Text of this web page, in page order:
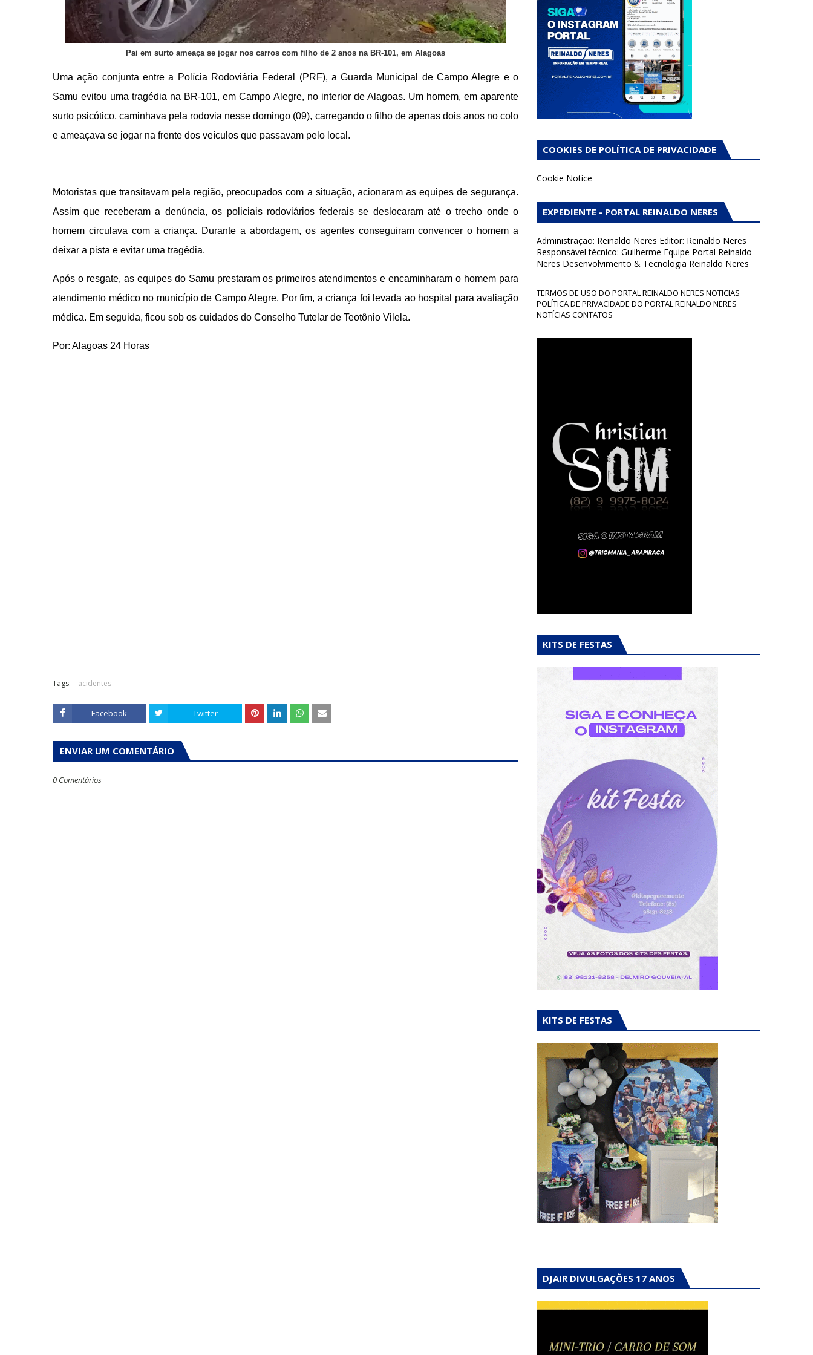
Pai em surto ameaça se jogar nos carros com filho de 2 anos na BR-101, em Alagoas
Uma ação conjunta entre a Polícia Rodoviária Federal (PRF), a Guarda Municipal de Campo Alegre e o
Samu evitou uma tragédia na BR-101, em Campo Alegre, no interior de Alagoas. Um homem, em aparente
surto psicótico, caminhava pela rodovia nesse domingo (09), carregando o filho de apenas dois anos no colo
e ameaçava se jogar na frente dos veículos que passavam pelo local.
Motoristas que transitavam pela região, preocupados com a situação, acionaram as equipes de segurança.
Assim que receberam a denúncia, os policiais rodoviários federais se deslocaram até o trecho onde o
homem circulava com a criança. Durante a abordagem, os agentes conseguiram convencer o homem a
deixar a pista e evitar uma tragédia.
Após o resgate, as equipes do Samu prestaram os primeiros atendimentos e encaminharam o homem para
atendimento médico no município de Campo Alegre. Por fim, a criança foi levada ao hospital para avaliação
médica. Em seguida, ficou sob os cuidados do Conselho Tutelar de Teotônio Vilela.
Por: Alagoas 24 Horas
Tags: acidentes
Facebook Twitter
ENVIAR UM COMENTÁRIO
0 Comentários
COOKIES DE POLÍTICA DE PRIVACIDADE
Cookie Notice
EXPEDIENTE - PORTAL REINALDO NERES
Administração: Reinaldo Neres Editor: Reinaldo Neres
Responsável técnico: Guilherme Equipe Portal Reinaldo
Neres Desenvolvimento & Tecnologia Reinaldo Neres
TERMOS DE USO DO PORTAL REINALDO NERES NOTICIAS
POLÍTICA DE PRIVACIDADE DO PORTAL REINALDO NERES
NOTÍCIAS CONTATOS
KITS DE FESTAS
KITS DE FESTAS
DJAIR DIVULGAÇÕES 17 ANOS